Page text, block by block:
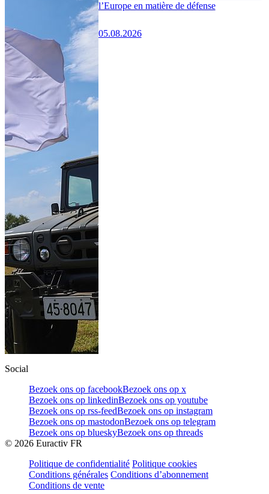
l’Europe en matière de défense
05.08.2026
Social
Bezoek ons op facebookBezoek ons op x
Bezoek ons op linkedinBezoek ons op youtube
Bezoek ons op rss-feedBezoek ons op instagram
Bezoek ons op mastodonBezoek ons op telegram
Bezoek ons op blueskyBezoek ons op threads
© 2026 Euractiv FR
Politique de confidentialité Politique cookies
Conditions générales Conditions d’abonnement
Conditions de vente